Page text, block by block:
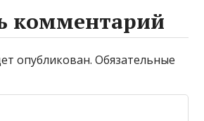
комментарий
опубликован. Обязательные